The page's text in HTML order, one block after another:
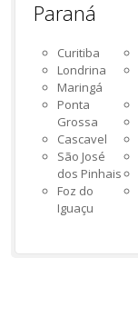
Paraná
Curitiba
Londrina
Maringá
Ponta
Grossa
Cascavel
São José
dos Pinhais
Foz do
Iguaçu